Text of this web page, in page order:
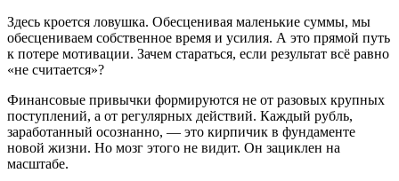
Здесь кроется ловушка. Обесценивая маленькие суммы, мы
обесцениваем собственное время и усилия. А это прямой путь
к потере мотивации. Зачем стараться, если результат всё равно
«не считается»?
Финансовые привычки формируются не от разовых крупных
поступлений, а от регулярных действий. Каждый рубль,
заработанный осознанно, — это кирпичик в фундаменте
новой жизни. Но мозг этого не видит. Он зациклен на
масштабе.